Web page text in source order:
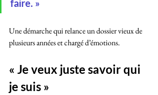
faire. »
Une démarche qui relance un dossier vieux de
plusieurs années et chargé d’émotions.
« Je veux juste savoir qui
je suis »